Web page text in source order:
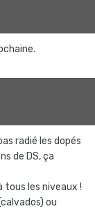
radié les dopés
de DS, ça
tous les niveaux !
ou